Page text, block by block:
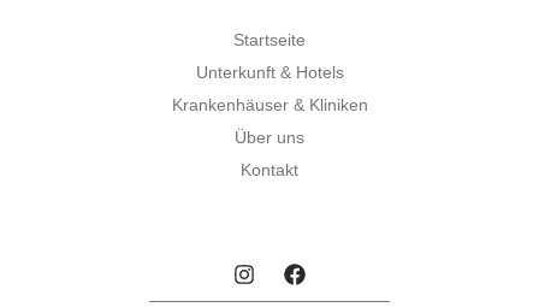
Startseite
Unterkunft & Hotels
Krankenhäuser & Kliniken
Über uns
Kontakt